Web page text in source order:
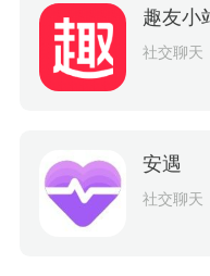
趣友小
社交聊天
安遇
社交聊天